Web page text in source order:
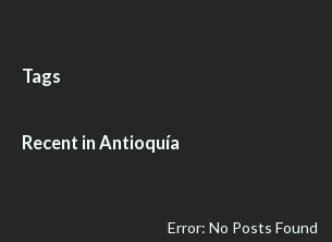
Tags
Recent in Antioquía
Error: No Posts Found